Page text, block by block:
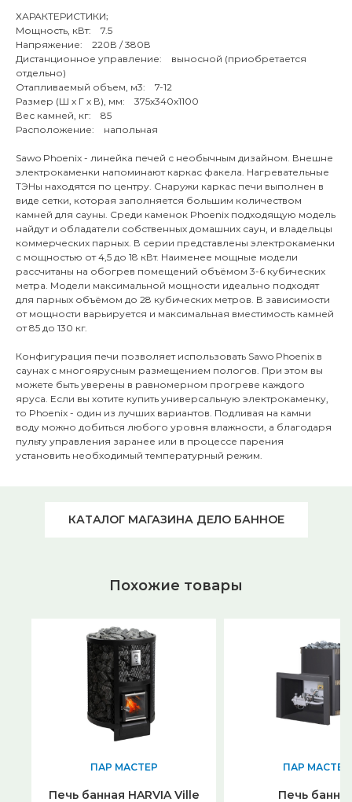
ХАРАКТЕРИСТИКИ;
Мощность, кВт: 7.5
Напряжение: 220В / 380В
Дистанционное управление: выносной (приобретается
отдельно)
Отапливаемый объем, м3: 7-12
Размер (Ш x Г x В), мм: 375х340х1100
Вес камней, кг: 85
Расположение: напольная
Sawo Phoenix - линейка печей с необычным дизайном. Внешне
электрокаменки напоминают каркас факела. Нагревательные
ТЭНы находятся по центру. Снаружи каркас печи выполнен в
виде сетки, которая заполняется большим количеством
камней для сауны. Среди каменок Phoenix подходящую модель
найдут и обладатели собственных домашних саун, и владельцы
коммерческих парных. В серии представлены электрокаменки
с мощностью от 4,5 до 18 кВт. Наименее мощные модели
рассчитаны на обогрев помещений объёмом 3-6 кубических
метра. Модели максимальной мощности идеально подходят
для парных объёмом до 28 кубических метров. В зависимости
от мощности варьируется и максимальная вместимость камней
от 85 до 130 кг.
Конфигурация печи позволяет использовать Sawo Phoenix в
саунах с многоярусным размещением пологов. При этом вы
можете быть уверены в равномерном прогреве каждого
яруса. Если вы хотите купить универсальную электрокаменку,
то Phoenix - один из лучших вариантов. Подливая на камни
воду можно добиться любого уровня влажности, а благодаря
пульту управления заранее или в процессе парения
установить необходимый температурный режим.
КАТАЛОГ МАГАЗИНА ДЕЛО БАННОЕ
Похожие товары
ПАР МАСТЕР
Печь банная HARVIA Ville
ПАР МАСТЕР
Печь